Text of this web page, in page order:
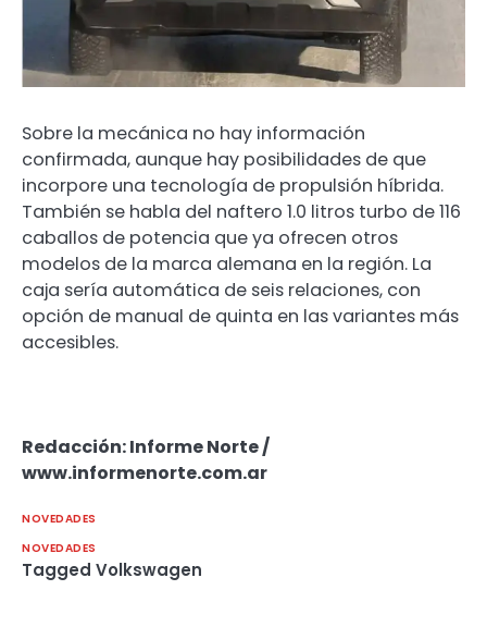
Sobre la mecánica no hay información
confirmada, aunque hay posibilidades de que
incorpore una tecnología de propulsión híbrida.
También se habla del naftero 1.0 litros turbo de 116
caballos de potencia que ya ofrecen otros
modelos de la marca alemana en la región. La
caja sería automática de seis relaciones, con
opción de manual de quinta en las variantes más
accesibles.
Redacción: Informe Norte /
www.informenorte.com.ar
NOVEDADES
NOVEDADES
Tagged Volkswagen